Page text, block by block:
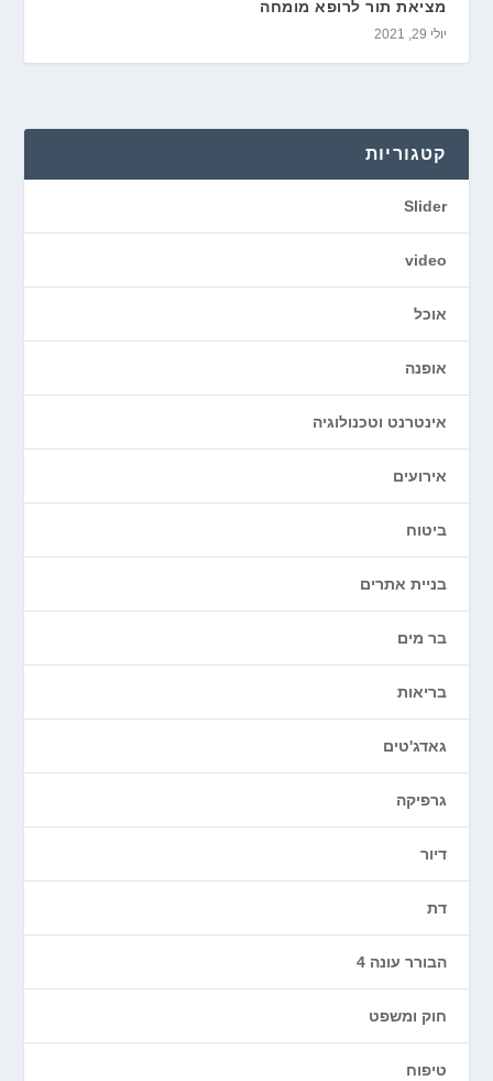
מציאת תור לרופא מומחה
יולי 29, 2021
קטגוריות
Slider
video
אוכל
אופנה
אינטרנט וטכנולוגיה
אירועים
ביטוח
בניית אתרים
בר מים
בריאות
גאדג'טים
גרפיקה
דיור
דת
הבורר עונה 4
חוק ומשפט
טיפוח